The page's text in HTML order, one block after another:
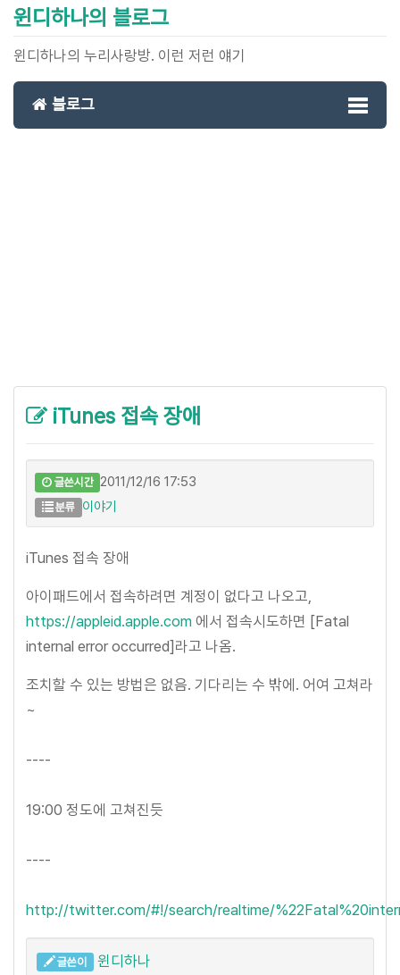
윈디하나의 블로그
윈디하나의 누리사랑방. 이런 저런 얘기
블로그
iTunes 접속 장애
글쓴시간 2011/12/16 17:53
분류 이야기
iTunes 접속 장애
아이패드에서 접속하려면 계정이 없다고 나오고,
https://appleid.apple.com 에서 접속시도하면 [Fatal
internal error occurred]라고 나옴.
조치할 수 있는 방법은 없음. 기다리는 수 밖에. 어여 고쳐라
~
----
19:00 정도에 고쳐진듯
----
http://twitter.com/#!/search/realtime/
글쓴이 윈디하나